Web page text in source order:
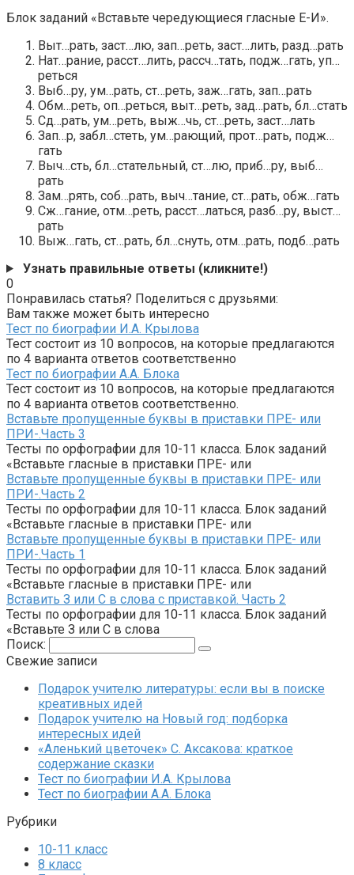
Блок заданий «Вставьте чередующиеся гласные Е-И».
Выт…рать, заст…лю, зап…реть, заст…лить, разд…рать
Нат…рание, расст…лить, рассч…тать, подж…гать, уп…
реться
Выб…ру, ум…рать, ст…реть, заж…гать, зап…рать
Обм…реть, оп…реться, выт…реть, зад…рать, бл…стать
Сд…рать, ум…реть, выж…чь, ст…реть, заст…лать
Зап…р, забл…стеть, ум…рающий, прот…рать, подж…
гать
Выч…сть, бл…стательный, ст…лю, приб…ру, выб…
рать
Зам…рять, соб…рать, выч…тание, ст…рать, обж…гать
Сж…гание, отм…реть, расст…латься, разб…ру, выст…
рать
Выж…гать, ст…рать, бл…снуть, отм…рать, подб…рать
Узнать правильные ответы (кликните!)
0
Понравилась статья? Поделиться с друзьями:
Вам также может быть интересно
Тест по биографии И.А. Крылова
Тест состоит из 10 вопросов, на которые предлагаются
по 4 варианта ответов соответственно
Тест по биографии А.А. Блока
Тест состоит из 10 вопросов, на которые предлагаются
по 4 варианта ответов соответственно.
Вставьте пропущенные буквы в приставки ПРЕ- или
ПРИ-.Часть 3
Тесты по орфографии для 10-11 класса. Блок заданий
«Вставьте гласные в приставки ПРЕ- или
Вставьте пропущенные буквы в приставки ПРЕ- или
ПРИ-.Часть 2
Тесты по орфографии для 10-11 класса. Блок заданий
«Вставьте гласные в приставки ПРЕ- или
Вставьте пропущенные буквы в приставки ПРЕ- или
ПРИ-.Часть 1
Тесты по орфографии для 10-11 класса. Блок заданий
«Вставьте гласные в приставки ПРЕ- или
Вставить З или С в слова с приставкой. Часть 2
Тесты по орфографии для 10-11 класса. Блок заданий
«Вставьте З или С в слова
Поиск:
Свежие записи
Подарок учителю литературы: если вы в поиске
креативных идей
Подарок учителю на Новый год: подборка
интересных идей
«Аленький цветочек» С. Аксакова: краткое
содержание сказки
Тест по биографии И.А. Крылова
Тест по биографии А.А. Блока
Рубрики
10-11 класс
8 класс